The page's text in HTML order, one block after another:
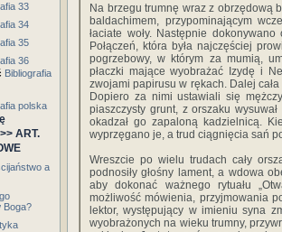
33
34
35
36
Bibliografia
polska
ART.
a
Boga?
Na brzegu trumnę wraz z obrzędową
baldachimem, przypominającym
łaciate woły. Następnie
Połączeń, która była najczęściej
pogrzebowy, w którym za mumią,
płaczki mające wyobrażać Izydę i
zwojami papirusu w rękach. Dalej
Dopiero za nimi ustawiali się
piaszczysty grunt, z orszaku
okadzał go zapaloną kadzielnicą.
wyprzęgano je, a trud ciągnięcia sań
Wreszcie po wielu trudach cały
podnosiły głośny lament, a wdowa
aby dokonać ważnego rytuału
możliwość mówienia, przyjmowania
lektor, występujący w imieniu syna
wyobrażonych na wieku trumny,